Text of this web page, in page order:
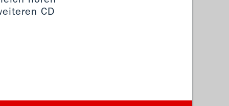
CD